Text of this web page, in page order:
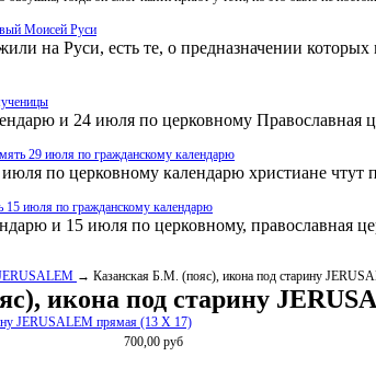
Моисей Руси
на Руси, есть те, о предназначении
и 24 июля по церковному
29 июля по гражданскому календарю
по церковному календарю христиане
июля по гражданскому календарю
и 15 июля по церковному, православная
→ Казанская Б.М. (пояс), икона под старину
икона под старину
700,00 руб